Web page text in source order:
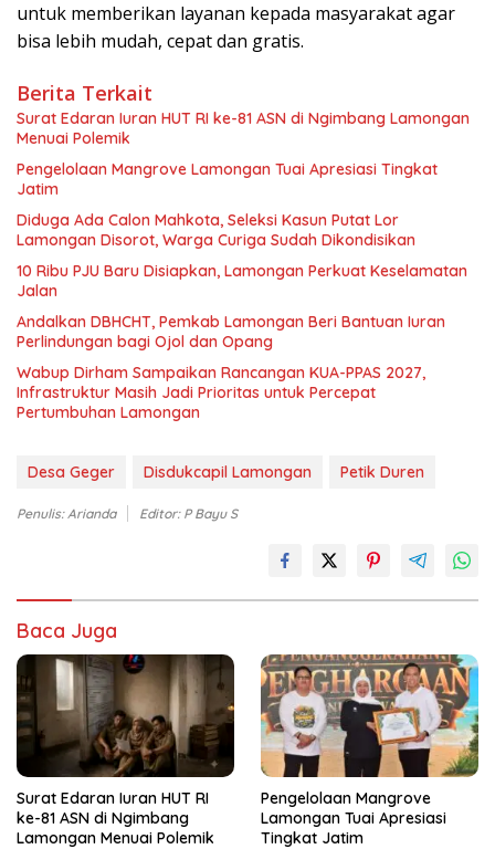
untuk memberikan layanan kepada masyarakat agar
bisa lebih mudah, cepat dan gratis.
Berita Terkait
Surat Edaran Iuran HUT RI ke-81 ASN di Ngimbang Lamongan
Menuai Polemik
Pengelolaan Mangrove Lamongan Tuai Apresiasi Tingkat
Jatim
Diduga Ada Calon Mahkota, Seleksi Kasun Putat Lor
Lamongan Disorot, Warga Curiga Sudah Dikondisikan
10 Ribu PJU Baru Disiapkan, Lamongan Perkuat Keselamatan
Jalan
Andalkan DBHCHT, Pemkab Lamongan Beri Bantuan Iuran
Perlindungan bagi Ojol dan Opang
Wabup Dirham Sampaikan Rancangan KUA-PPAS 2027,
Infrastruktur Masih Jadi Prioritas untuk Percepat
Pertumbuhan Lamongan
Desa Geger Disdukcapil Lamongan Petik Duren
Penulis: Arianda Editor: P Bayu S
Baca Juga
Surat Edaran Iuran HUT RI
ke-81 ASN di Ngimbang
Lamongan Menuai Polemik
Pengelolaan Mangrove
Lamongan Tuai Apresiasi
Tingkat Jatim